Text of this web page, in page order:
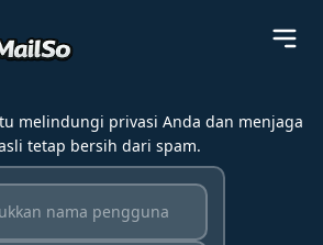
melindungi privasi Anda dan menjaga
tetap bersih dari spam.